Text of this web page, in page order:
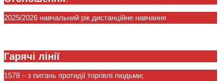
2025/2026 навчальний рік дистанційне навчання
Гарячі лінії
1578 – з питань протидії торгівлі людьми;